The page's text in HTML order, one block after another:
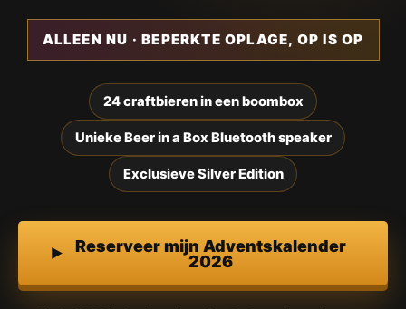
ALLEEN NU · BEPERKTE OPLAGE, OP IS OP
24 craftbieren in een boombox
Unieke Beer in a Box Bluetooth speaker
Exclusieve Silver Edition
Reserveer mijn Adventskalender
2026